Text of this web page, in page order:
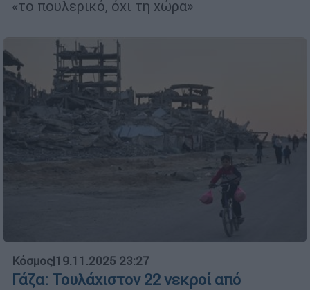
«το πουλερικό, όχι τη χώρα»
Κόσμος|19.11.2025 23:27
Γάζα: Τουλάχιστον 22 νεκροί από